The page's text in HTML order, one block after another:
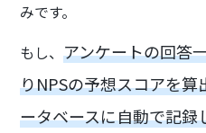
みです。
もし、アンケートの回答
りNPSの予想スコアを
ータベースに自動で記